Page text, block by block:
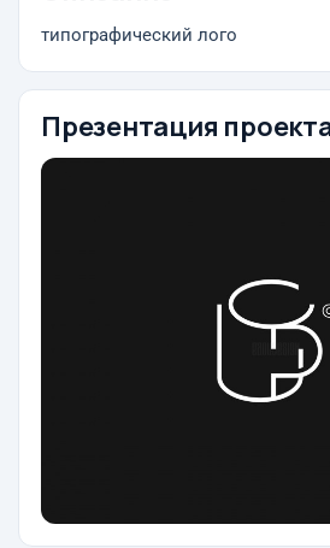
типографический лого
Презентация